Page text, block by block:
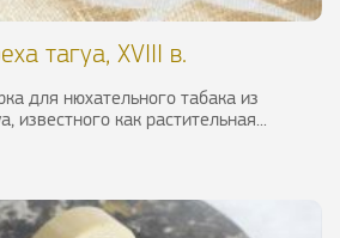
тагуа, XVIII в.
для нюхательного табака из
известного как растительная...